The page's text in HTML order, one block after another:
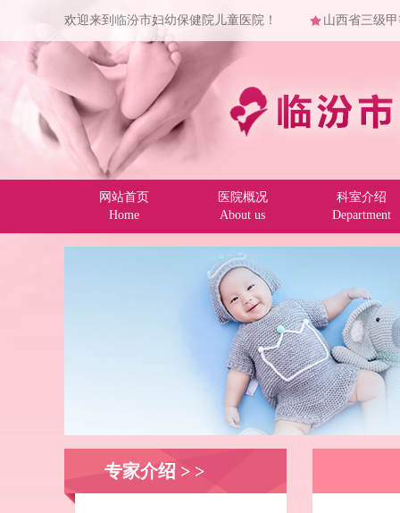
欢迎来到临汾市妇幼保健院儿童医院！ 山西省三级
网站首页
Home
医院概况
About us
科室介绍
Department
专家介绍 > >